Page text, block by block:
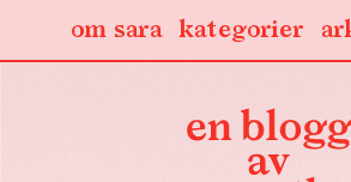
kategorier
om sara